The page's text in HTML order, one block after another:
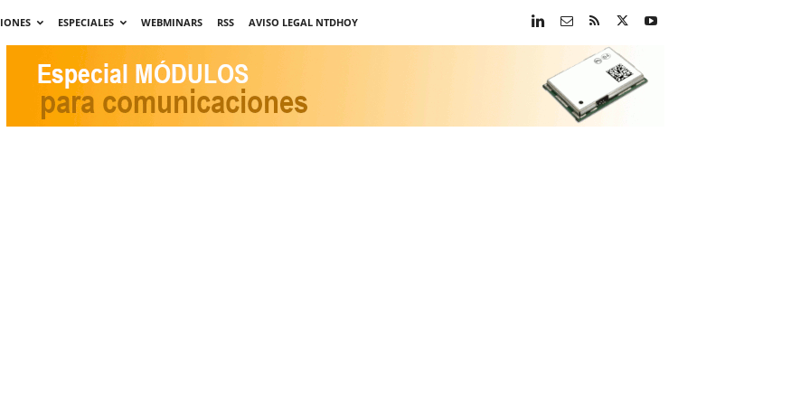
ESPECIALES WEBMINARS RSS
AVISO LEGAL NTDHOY